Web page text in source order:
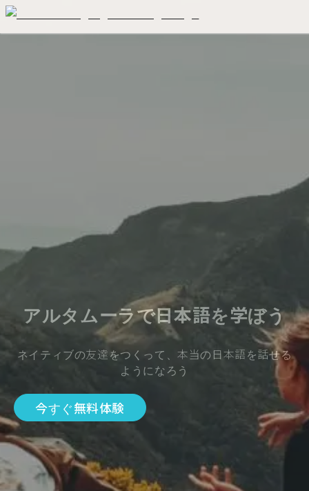
アルタムーラで日本語を学ぼう
ネイティブの友達をつくって、本当の日本語を話せる
ようになろう
今すぐ無料体験